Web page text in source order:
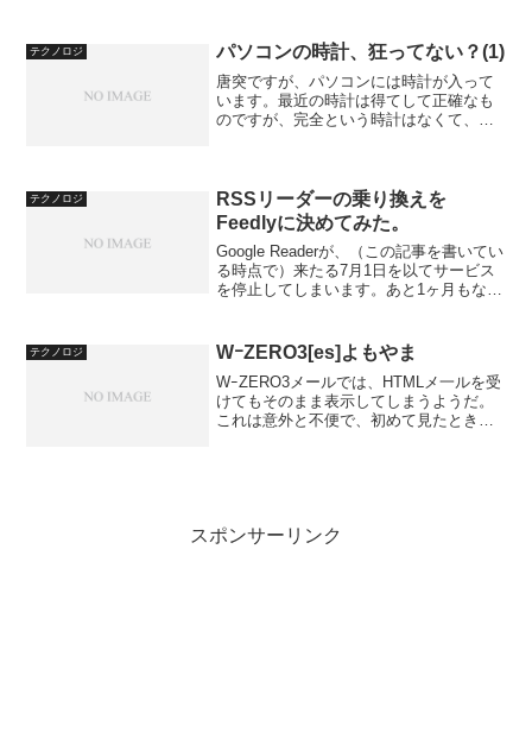
（VIERA）、TH-L37ET5です。ちなみ...
テクノロジ パソコンの時計、狂ってない？(1)
唐突ですが、パソコンには時計が入って
います。最近の時計は得てして正確なも
のですが、完全という時計はなくて、使
る、電波時計というものも...
テクノロジ
RSSリーダーの乗り換えを
Feedlyに決めてみた。
Google Readerが、（この記事を書いてい
る時点で）来たる7月1日を以てサービス
を停止してしまいます。あと1ヶ月もない
が、たどり着いたのがFeedlyというサー
テクノロジ WｰZERO3[es]よもやま
WｰZERO3メールでは、HTMLメ一ルを受
けてもそのまま表示してしまうようだ。
これは意外と不便で、初めて見たときは
スポンサーリンク